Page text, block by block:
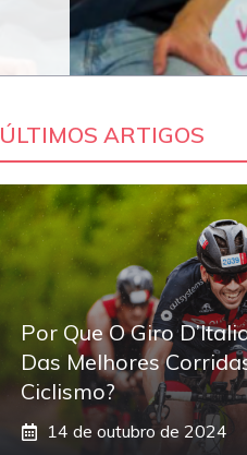
ÚLTIMOS ARTIGOS
Por Que O Giro
Das Melhores
Ciclismo?
14 de outubro de 2024